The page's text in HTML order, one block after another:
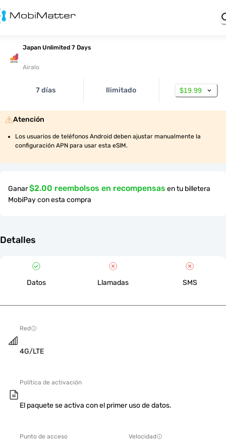
Japan Unlimited 7 Days
Airalo
7 días Ilimitado $19.99
Atención
Los usuarios de teléfonos Android deben ajustar manualmente la
configuración APN para usar esta eSIM.
Ganar$2.00 reembolsos en recompensas en tu billetera
MobiPay con esta compra
Detalles
Datos Llamadas SMS
Red
4G/LTE
Política de activación
El paquete se activa con el primer uso de datos.
Punto de acceso Velocidad